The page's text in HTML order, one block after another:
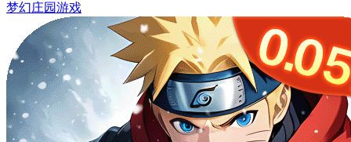
梦幻庄园游戏